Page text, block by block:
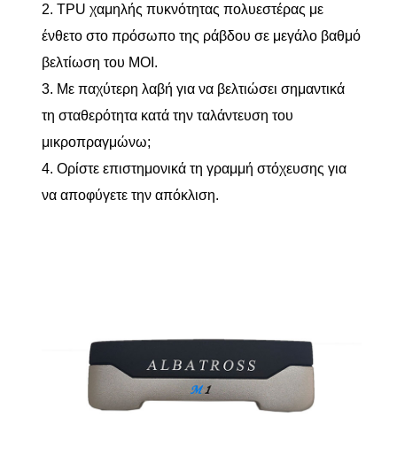
2. TPU χαμηλής πυκνότητας πολυεστέρας με
ένθετο στο πρόσωπο της ράβδου σε μεγάλο βαθμό
βελτίωση του MOI.
3. Με παχύτερη λαβή για να βελτιώσει σημαντικά
τη σταθερότητα κατά την ταλάντευση του
μικροπραγμώνω;
4. Ορίστε επιστημονικά τη γραμμή στόχευσης για
να αποφύγετε την απόκλιση.